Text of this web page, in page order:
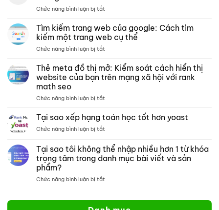
các
bài
tích
nội
Chức năng bình luận bị tắt
xếp
hạng
có
với
crocoblock
Tìm kiếm trang web của google: Cách tìm
kiếm một trang web cụ thể
Chức năng bình luận bị tắt
kiếm
trang
web
tìm
web
cụ
Thẻ meta đồ thị mở: Kiểm soát cách hiển thị
website của bạn trên mạng xã hội với rank
math seo
Chức năng bình luận bị tắt
meta
đồ
Kiểm
soát
bạn
Tại sao xếp hạng toán học tốt hơn yoast
Chức năng bình luận bị tắt
sao
xếp
hạng
Tại sao tôi không thể nhập nhiều hơn 1 từ khóa
trọng tâm trong danh mục bài viết và sản
phẩm?
Chức năng bình luận bị tắt